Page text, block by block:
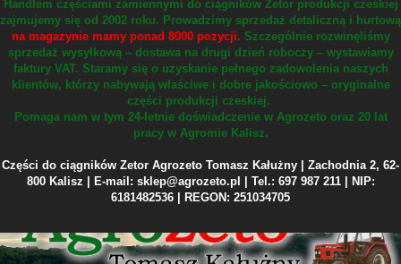
Handlem częściami zamiennymi do ciągników Zetor produkcji czeskiej
zajmujemy się od 2002 roku. Prowadzimy sprzedaż detaliczną i hurtową
na magazynie mamy ponad 8000 pozycji. Szczególnie rozwinęliśmy
sprzedaż wysyłkową – dostawa na drugi dzień roboczy – wystawiamy
faktury VAT. Staramy się o uzyskanie pełnego zadowolenia naszych
klientów, którzy nabywają właściwe i dobre jakościowo – oryginalne
części produkcji czeskiej.
Pomaga nam w tym 24-letnie doświadczenie w Agrozeto oraz 20 lat
pracy w Agromie Kalisz.
Części do ciągników Zetor Agrozeto Tomasz Kałużny | Zachodnia 2, 62-
800 Kalisz | E-mail: sklep@agrozeto.pl | Tel.: 697 987 211 | NIP:
6181482536 | REGON: 251034705